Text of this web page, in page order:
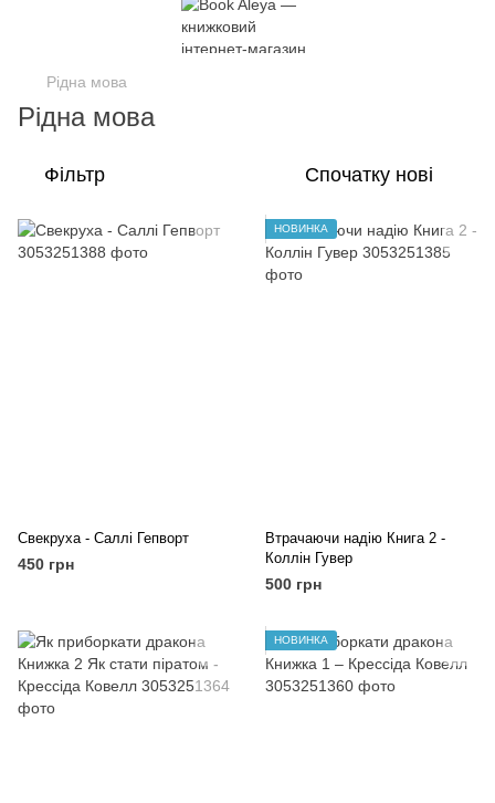
Рідна мова
Рідна мова
Фільтр Спочатку нові
Свекруха - Саллі Гепворт
450 грн
НОВИНКА
Втрачаючи надію Книга 2 -
Коллін Гувер
500 грн
НОВИНКА